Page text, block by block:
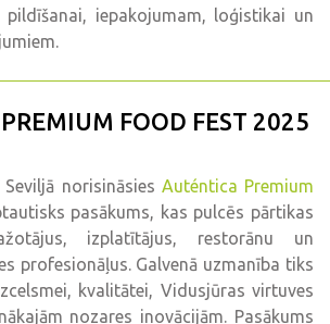
iepakojumam, loģistikai un
FOOD FEST 2025
norisināsies Auténtica Premium
pasākums, kas pulcēs pārtikas
izplatītājus, restorānu un
profesionāļus. Galvenā uzmanība tiks
kvalitātei, Vidusjūras virtuves
nozares inovācijām. Pasākums